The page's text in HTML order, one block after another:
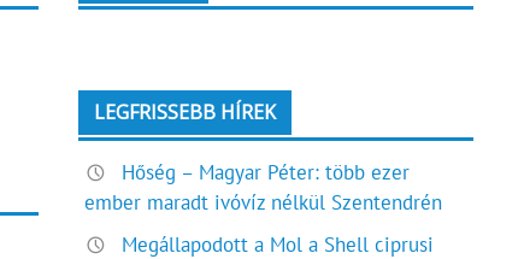
LEGFRISSEBB HÍREK
Hőség – Magyar Péter: több ezer
ember maradt ivóvíz nélkül Szentendrén
Megállapodott a Mol a Shell ciprusi